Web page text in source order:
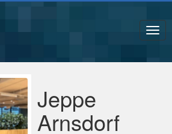
Jeppe
Arnsdorf